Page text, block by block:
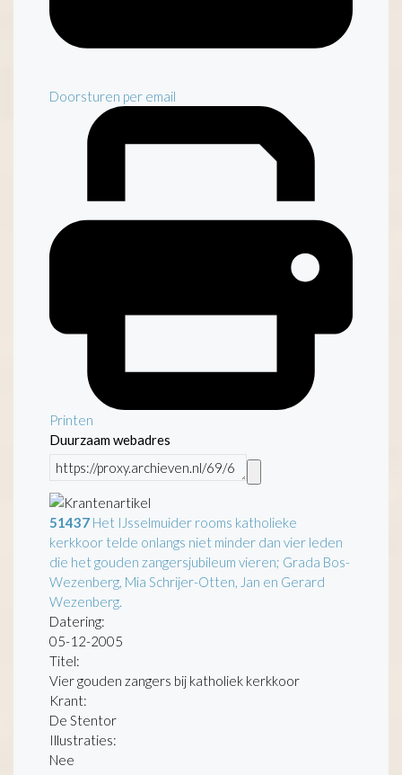
Doorsturen per email
Printen
Duurzaam webadres
51437 Het IJsselmuider rooms katholieke
kerkkoor telde onlangs niet minder dan vier leden
die het gouden zangersjubileum vieren; Grada Bos-
Wezenberg, Mia Schrijer-Otten, Jan en Gerard
Wezenberg.
Datering:
05-12-2005
Titel:
Vier gouden zangers bij katholiek kerkkoor
Krant:
De Stentor
Illustraties:
Nee